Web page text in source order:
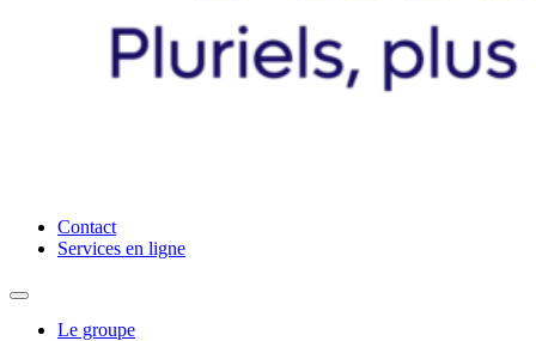
Anderlaine | Conseil – Expert comptable – Avocat – Audit
Contact
Services en ligne
Le groupe